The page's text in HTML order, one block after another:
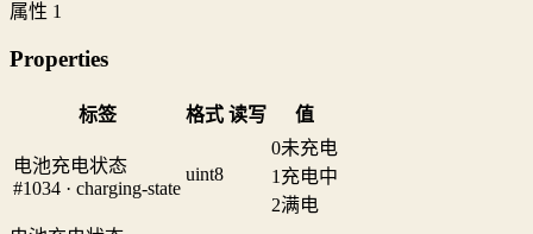
属性 1
Properties
标签 格式 读写 值
电池充电状态
#1034 · charging-state
uint8
0未充电
1 充电中
2满电